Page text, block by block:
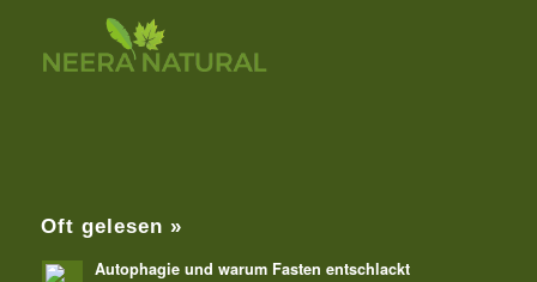
Oft gelesen »
Autophagie und warum Fasten entschlackt